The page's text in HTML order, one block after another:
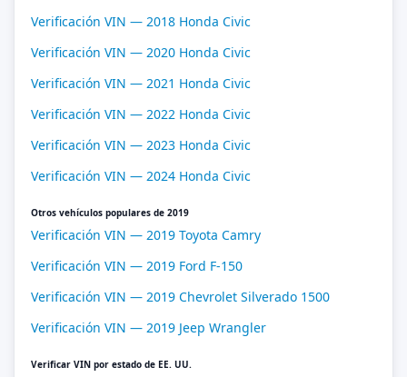
Verificación VIN — 2018 Honda Civic
Verificación VIN — 2020 Honda Civic
Verificación VIN — 2021 Honda Civic
Verificación VIN — 2022 Honda Civic
Verificación VIN — 2023 Honda Civic
Verificación VIN — 2024 Honda Civic
Otros vehículos populares de 2019
Verificación VIN — 2019 Toyota Camry
Verificación VIN — 2019 Ford F-150
Verificación VIN — 2019 Chevrolet Silverado 1500
Verificación VIN — 2019 Jeep Wrangler
Verificar VIN por estado de EE. UU.